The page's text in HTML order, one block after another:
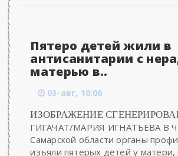
Пятеро детей жили в
антисанитарии с
матерью в..
03-авг, 10:06
ИЗОБРАЖЕНИЕ
ГИГАЧАТ/МАРИЯ ИГНАТЬЕВА В
Самарской области органы
изъяли пятерых детей у матери,